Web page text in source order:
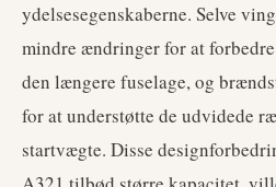
ydelsesegenskaberne. Selve
mindre ændringer for at
den længere fuselage, og
for at understøtte de udvidede
startvægte. Disse